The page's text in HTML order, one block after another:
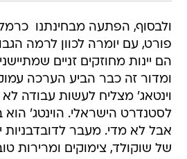
ולבסוף, הפתעה מבחינתנו  כרמל
פורט, עם יומרה לכוון לרמה
הם יינות מחוזקים זניים
ומדור זה כבר הביע הערכה
וינטאג' מצליח לעשות עבודה
לסטנדרט הישראלי. הוינטג'
אבל לא מדי. מעבר לדובדבניות
של שוקולד, צימוקים ומרירות